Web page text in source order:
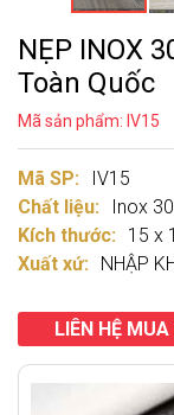
NẸP INOX
Toàn Quốc
Mã sản phẩm: IV15
Mã SP:
IV15
Chất liệu:
Inox
Kích thước:
15 x
Xuất xứ:
NHẬP
LIÊN HỆ